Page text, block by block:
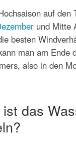
auf den
und Mitte
besten
man am Ende
also in den
das